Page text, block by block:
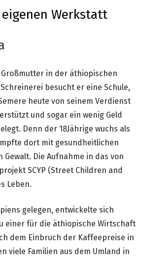
– AUSBILDUNGSZENTRUM FÜR
IN NOT
KIND-KLINIK IN ENDASELASSIE
— MEDIZINISCHE HILFE FÜR
UND KIND
FÜR SCHUL- UND
Werkstatt
in der äthiopischen
besucht er eine Schule,
heute von seinem Verdienst
und sogar ein wenig Geld
Denn der 18Jährige wuchs als
dort mit gesundheitlichen
Die Aufnahme in das von
SCYP (Street Children and
Leben.
gelegen, entwickelte sich
einer für die äthiopische Wirtschaft
dem Einbruch der Kaffeepreise in
viele Familien aus dem Umland in